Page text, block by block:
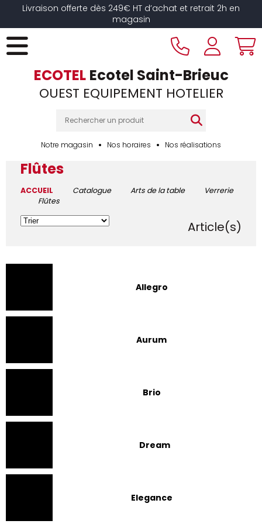
Livraison offerte dès 249€ HT d’achat et retrait 2h en
magasin
ECOTEL Ecotel Saint-Brieuc
OUEST EQUIPEMENT HOTELIER
Notre magasin Nos horaires Nos réalisations
Flûtes
ACCUEIL Catalogue Arts de la table
Verrerie
Flûtes
Article(s)
Allegro
Aurum
Brio
Dream
Elegance